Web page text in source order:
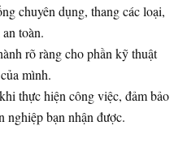
chuyên dụng, thang các loại,
toàn.
rõ ràng cho phần kỹ thuật
mình.
thực hiện công việc, đảm bảo
nghiệp bạn nhận được.